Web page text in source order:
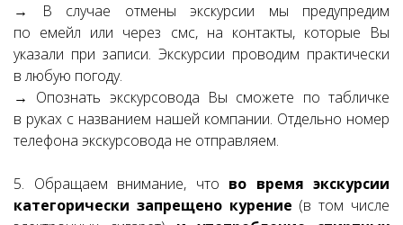
→ В случае отмены экскурсии мы предупредим
по емейл или через смс, на контакты, которые Вы
указали при записи. Экскурсии проводим практически
в любую погоду.
→ Опознать экскурсовода Вы сможете по табличке
в руках с названием нашей компании. Отдельно номер
телефона экскурсовода не отправляем.
5. Обращаем внимание, что во время экскурсии
категорически запрещено курение (в том числе